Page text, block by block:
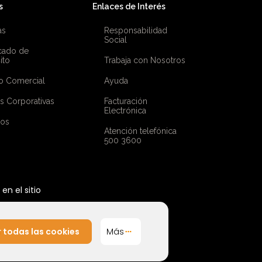
de
Comercial
Corporativas
Enlaces de Interés
Responsabilidad
Social
Trabaja con Nosotros
Ayuda
Facturación
Electrónica
Atención telefónica
500 3600
el sitio
las cookies Más